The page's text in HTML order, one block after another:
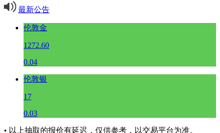
最新公告
伦敦金
1272.60
0.04
伦敦银
17
0.03
• 以上抽取的报价有延迟，仅供参考，以交易平台为准。